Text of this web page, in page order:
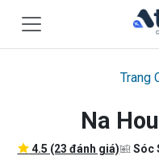
Trang
Na
4.5 (23 đánh giá) Sóc